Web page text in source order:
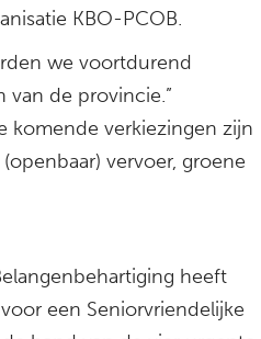
KBO-PCOB.
we voortdurend
de provincie.”
komende verkiezingen zijn
vervoer, groene
heeft
voor een Seniorvriendelijke